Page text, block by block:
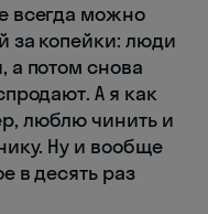
всегда можно
за копейки: люди
а потом снова
А я как
люблю чинить и
Ну и вообще
в десять раз